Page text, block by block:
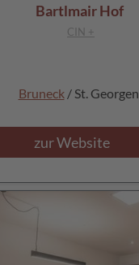
Bartlmair Hof
CIN +
Bruneck/ St. Georgen
zur Website